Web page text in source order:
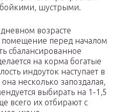
шустрыми.
возрасте
помещение перед началом
сбалансированное
на корма богатые
индоуток наступает в
несколько запоздалая,
выбирать на 1-1,5
всего их отбирают с